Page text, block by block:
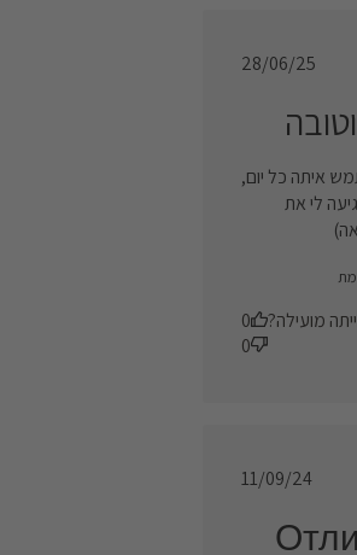
Published
28/06/25
איתה כל יום,
לי את
מועילה?
0
0
Published
11/09/24